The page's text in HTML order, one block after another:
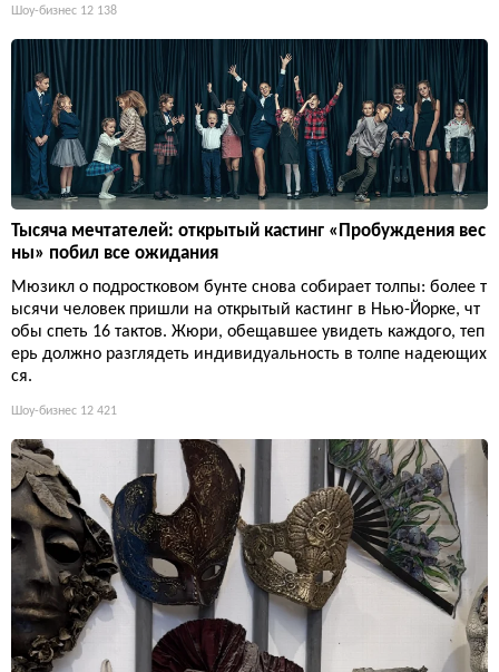
Шоу-бизнес 12 138
Тысяча мечтателей: открытый кастинг «Пробуждения вес
ны» побил все ожидания
Мюзикл о подростковом бунте снова собирает толпы: более т
ысячи человек пришли на открытый кастинг в Нью-Йорке, чт
обы спеть 16 тактов. Жюри, обещавшее увидеть каждого, теп
ерь должно разглядеть индивидуальность в толпе надеющих
ся.
Шоу-бизнес 12 421